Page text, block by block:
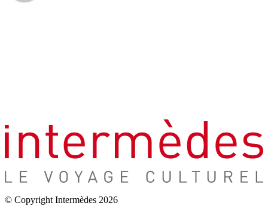
© Copyright Intermèdes 2026